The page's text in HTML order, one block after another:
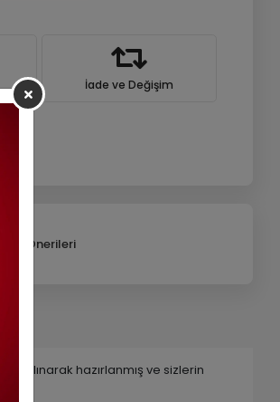
İade ve Değişim
Ürün Önerileri
alınarak hazırlanmış ve sizlerin